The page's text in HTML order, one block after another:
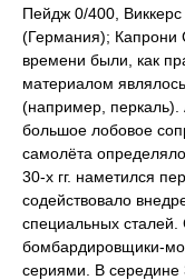
Пейдж 0/400,
(Германия); Капрони
времени были, как
материалом
(например,
большое лобовое
самолёта
30-х гг. наметился
содействовало
специальных
бомбардировщики-
сериями. В середине